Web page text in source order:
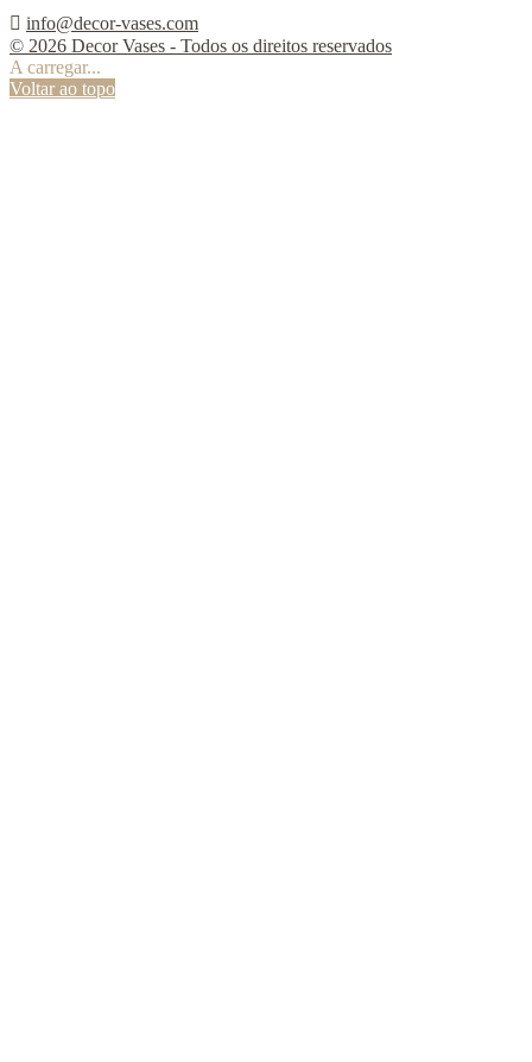
 info@decor-vases.com
© 2026 Decor Vases - Todos os direitos reservados
A carregar...
Voltar ao topo